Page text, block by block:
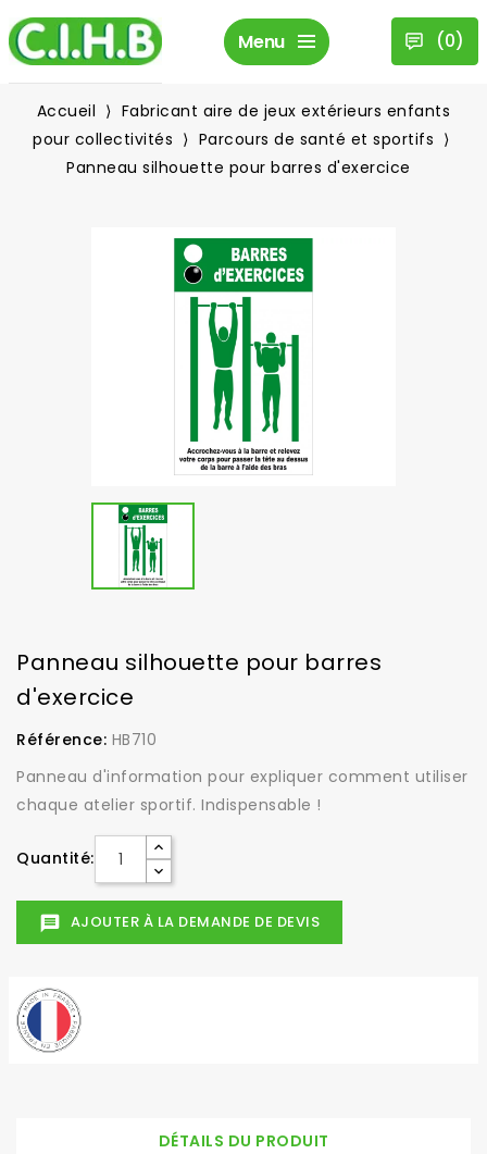
Menu (0)
Accueil
Fabricant aire de jeux extérieurs enfants
pour collectivités
Parcours de santé et sportifs
Panneau silhouette pour barres d'exercice
Panneau silhouette pour barres
d'exercice
Référence: HB710
Panneau d'information pour expliquer comment utiliser
chaque atelier sportif. Indispensable !
Quantité:
message AJOUTER À LA DEMANDE DE DEVIS
DÉTAILS DU PRODUIT